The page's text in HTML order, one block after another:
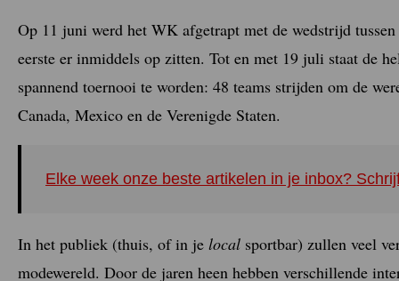
Op 11 juni werd het WK afgetrapt met de wedstrijd
eerste er inmiddels op zitten. Tot en met 19 juli staat de
spannend toernooi te worden: 48 teams strijden om de
Canada, Mexico en de Verenigde Staten.
Elke week onze beste artikelen in je inbox?
In het publiek (thuis, of in je local sportbar) zullen veel
modewereld. Door de jaren heen hebben verschillende